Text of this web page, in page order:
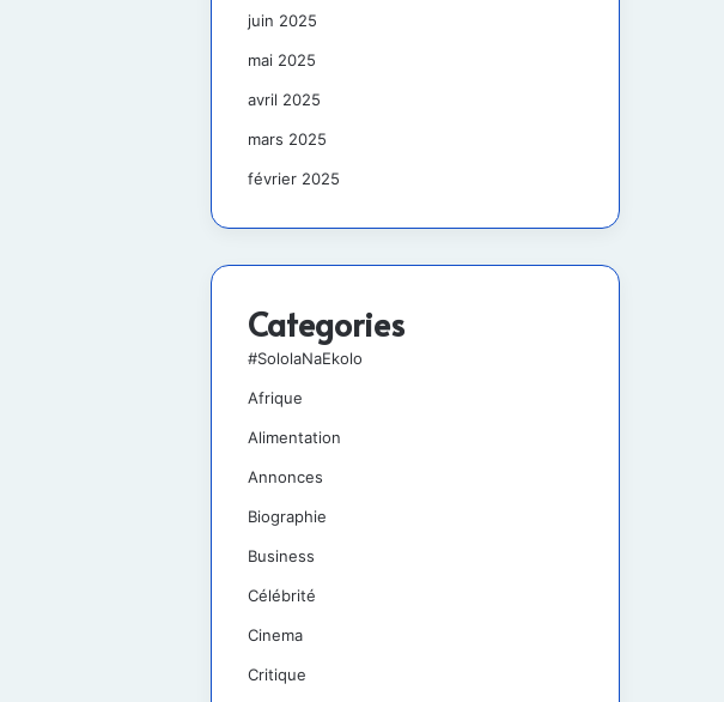
juin 2025
mai 2025
avril 2025
mars 2025
février 2025
Categories
#SololaNaEkolo
Afrique
Alimentation
Annonces
Biographie
Business
Célébrité
Cinema
Critique